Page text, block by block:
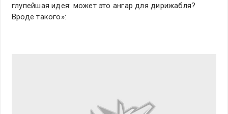
глупейшая идея: может это ангар для дирижабля?
Вроде такого»: